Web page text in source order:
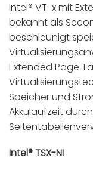
Intel® VT-x mit
bekannt als
beschleunigt
Extended Page
Speicher und
Akkulaufzeit
Intel® TSX-NI